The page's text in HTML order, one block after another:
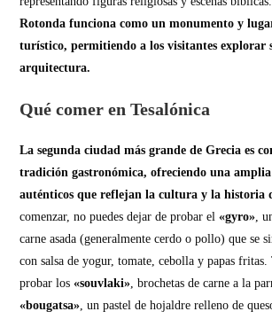
Rotonda funciona como un monumento y
turístico, permitiendo a los visitantes explorar
arquitectura.
Qué comer en Tesalónica
La segunda ciudad más grande de Grecia es
tradición gastronómica, ofreciendo una
auténticos que reflejan la cultura y la historia
comenzar, no puedes dejar de probar el«gyro»,
carne asada (generalmente cerdo o pollo) que se
con salsa de yogur, tomate, cebolla y papas fritas.
probar los«souvlaki», brochetas de carne a la
«bougatsa», un pastel de hojaldre relleno de